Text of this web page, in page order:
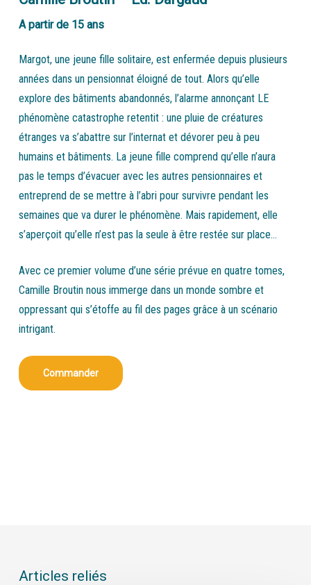
A partir de 15 ans
Margot, une jeune fille solitaire, est enfermée depuis plusieurs
années dans un pensionnat éloigné de tout. Alors qu’elle
explore des bâtiments abandonnés, l’alarme annonçant LE
phénomène catastrophe retentit : une pluie de créatures
étranges va s’abattre sur l’internat et dévorer peu à peu
humains et bâtiments. La jeune fille comprend qu’elle n’aura
pas le temps d’évacuer avec les autres pensionnaires et
entreprend de se mettre à l’abri pour survivre pendant les
semaines que va durer le phénomène. Mais rapidement, elle
s’aperçoit qu’elle n’est pas la seule à être restée sur place…
Avec ce premier volume d’une série prévue en quatre tomes,
Camille Broutin nous immerge dans un monde sombre et
oppressant qui s’étoffe au fil des pages grâce à un scénario
intrigant.
Commander
Articles reliés